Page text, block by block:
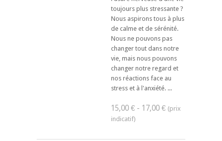
toujours plus stressante ?
Nous aspirons tous à plus
de calme et de sérénité.
Nous ne pouvons pas
changer tout dans notre
vie, mais nous pouvons
changer notre regard et
nos réactions face au
stress et à l'anxiété. ...
15,00 € - 17,00 €